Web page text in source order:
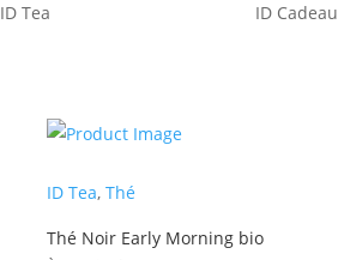
ID Tea ID Cadeau
ID Tea,Thé
Thé Noir Early Morning bio